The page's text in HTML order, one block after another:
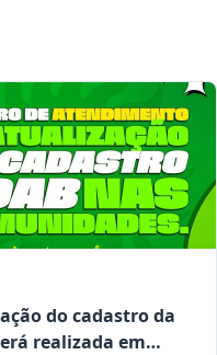
do cadastro da
realizada em